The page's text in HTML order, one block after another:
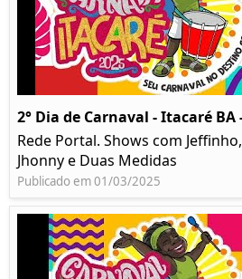
2° Dia de Carnaval - Itacaré BA
Rede Portal. Shows com
Jhonny e Duas Medidas
Publicado em 01/03/2025